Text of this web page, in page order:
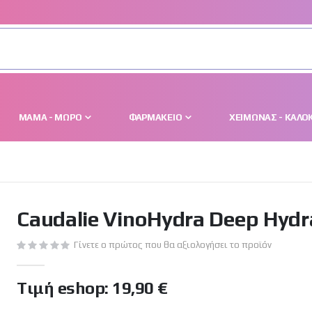
ΜΑΜΆ - ΜΩΡΌ ΦΑΡΜΑΚΕΊΟ ΧΕΙΜΏΝΑΣ -
Caudalie VinoHydra Deep
Γίνετε ο πρώτος που θα αξιολογήσει το προϊόν
Tιμή eshop: 19,90 €